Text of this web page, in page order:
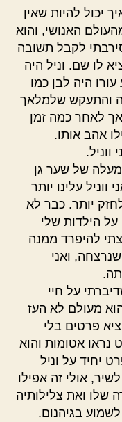
יכול להיות שאין
האנושי, והוא
לקבל תשובה
לו שם. וניל היה
היה לבן כמו
והתעקש שלמלאך
אך לאחר כמה זמן
אהב אותו.
של שער גן
עלינו יותר
יותר. כבר לא
על הילדות שלי
להיפרד ממנה
ואני
על חיי
מעולם לא העז
פרטים בלי
נראו אטומות והוא
יחיד על וניל
אולי זה אפילו
שלו ואת צלילותיה
לשמוע בגיהנום.